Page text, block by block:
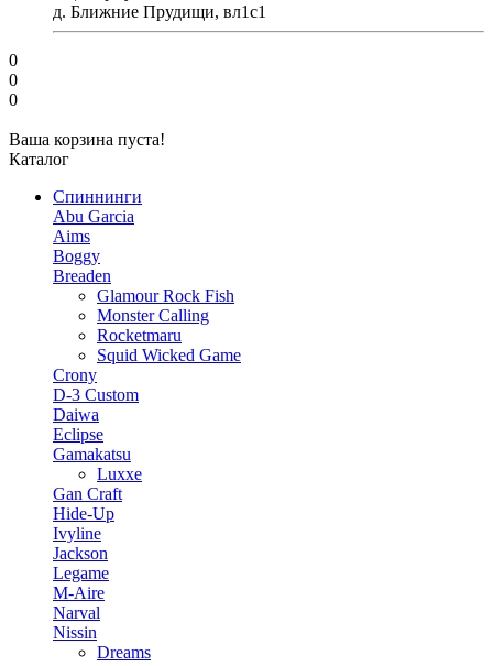
д. Ближние Прудищи, вл1с1
0
0
0
Ваша корзина пуста!
Каталог
Спиннинги
Abu Garcia
Aims
Boggy
Breaden
Glamour Rock Fish
Monster Calling
Rocketmaru
Squid Wicked Game
Crony
D-3 Custom
Daiwa
Eclipse
Gamakatsu
Luxxe
Gan Craft
Hide-Up
Ivyline
Jackson
Legame
M-Aire
Narval
Nissin
Dreams